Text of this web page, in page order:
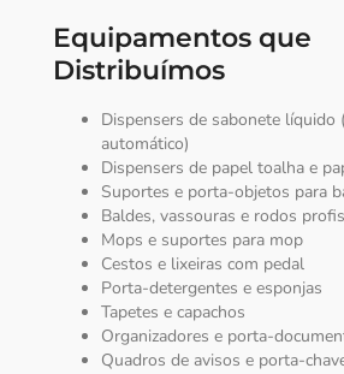
Equipamentos que
Distribuímos
Dispensers de sabonete líquido
automático)
Dispensers de papel toalha e
Suportes e porta-objetos para
Baldes, vassouras e rodos
Mops e suportes para mop
Cestos e lixeiras com pedal
Porta-detergentes e esponjas
Tapetes e capachos
Organizadores e porta-
Quadros de avisos e porta-